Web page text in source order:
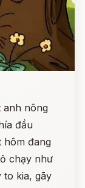
anh nông
đầu
hôm đang
chạy như
to kia, gãy